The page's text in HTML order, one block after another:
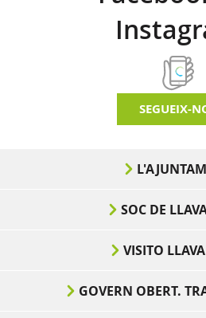
SEGUEIX-
SOC DE
VISITO
GOVERN OBERT.